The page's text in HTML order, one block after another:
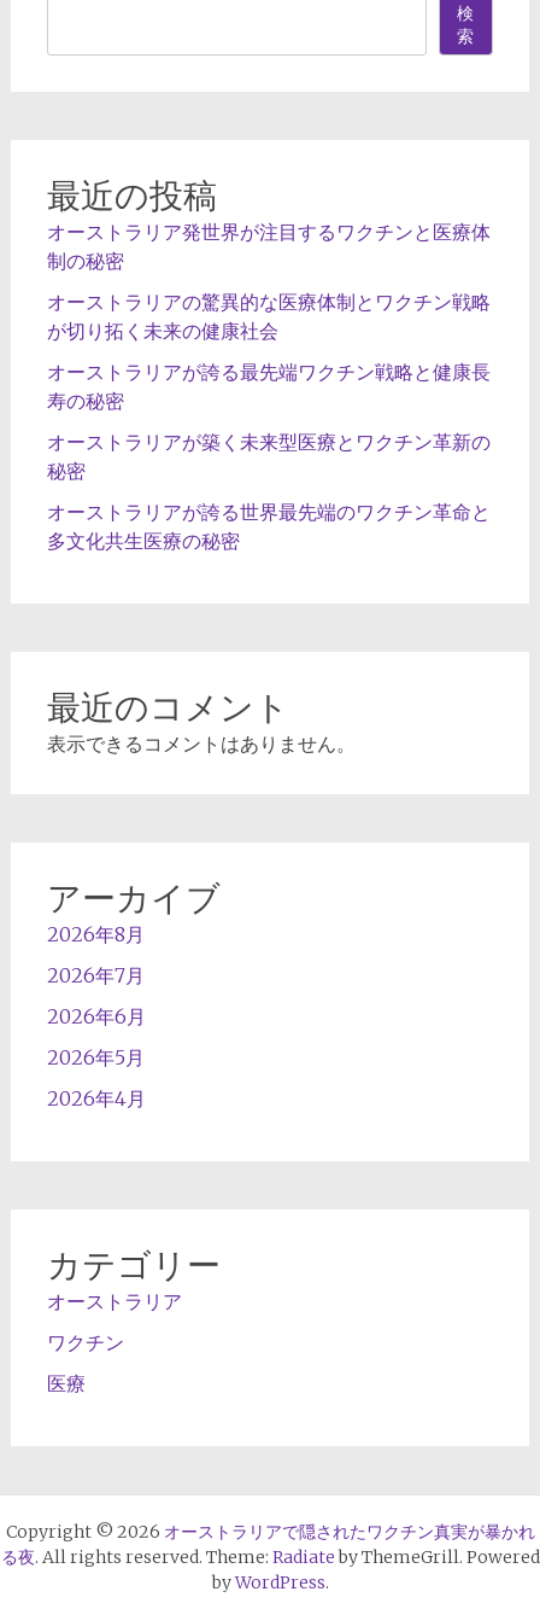
検
索
最近の投稿
オーストラリア発世界が注目するワクチンと医療体
制の秘密
オーストラリアの驚異的な医療体制とワクチン戦略
が切り拓く未来の健康社会
オーストラリアが誇る最先端ワクチン戦略と健康長
寿の秘密
オーストラリアが築く未来型医療とワクチン革新の
秘密
オーストラリアが誇る世界最先端のワクチン革命と
多文化共生医療の秘密
最近のコメント
表示できるコメントはありません。
アーカイブ
2026年8月
2026年7月
2026年6月
2026年5月
2026年4月
カテゴリー
オーストラリア
ワクチン
医療
Copyright © 2026 オーストラリアで隠されたワクチン真実が暴かれ
る夜. All rights reserved. Theme: Radiateby ThemeGrill. Powered
byWordPress.